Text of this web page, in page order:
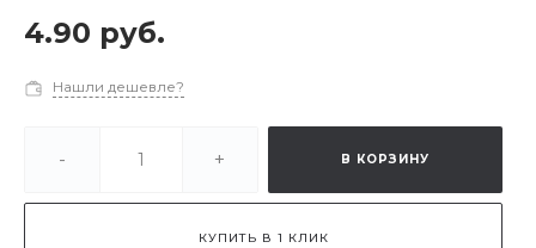
4.90 руб.
Нашли дешевле?
- + В КОРЗИНУ
КУПИТЬ В 1 КЛИК